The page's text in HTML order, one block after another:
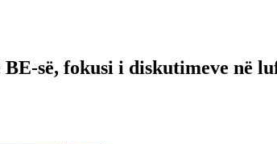
së, fokusi i diskutimeve në